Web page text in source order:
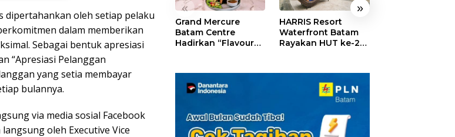
oleh setiap pelaku
dalam memberikan
Sebagai bentuk apresiasi
“Apresiasi Pelanggan
yang setia membayar
bulannya.
via media sosial Facebook
oleh Executive Vice
« »
Grand Mercure
Batam Centre
Hadirkan “Flavours
dengan Cita Rasa
Kuliner Indonesia
HARRIS Resort
Waterfront Batam
Rayakan HUT ke-24,
24%